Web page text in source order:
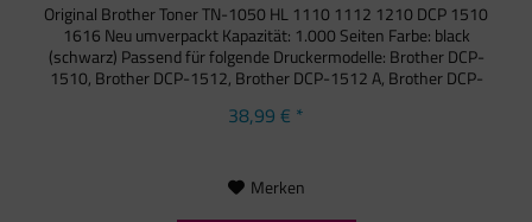
Original Brother Toner TN-1050 HL 1110 1112 1210 DCP 1510
1616 Neu umverpackt Kapazität: 1.000 Seiten Farbe: black
(schwarz) Passend für folgende Druckermodelle: Brother DCP-
1510, Brother DCP-1512, Brother DCP-1512 A, Brother DCP-
38,99 € *
Merken